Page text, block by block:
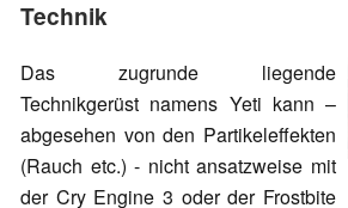
Technik
Das zugrunde liegende
Technikgerüst namens Yeti kann –
abgesehen von den Partikeleffekten
(Rauch etc.) - nicht ansatzweise mit
der Cry Engine 3 oder der Frostbite